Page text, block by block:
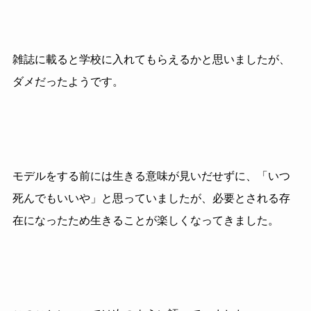
雑誌に載ると学校に入れてもらえるかと思いましたが、
ダメだったようです。
モデルをする前には生きる意味が見いだせずに、「いつ
死んでもいいや」と思っていましたが、必要とされる存
在になったため生きることが楽しくなってきました。